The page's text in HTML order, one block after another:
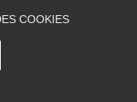
COOKIES